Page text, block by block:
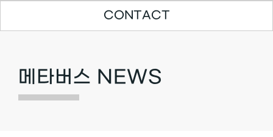
CONTACT
메타버스 NEWS